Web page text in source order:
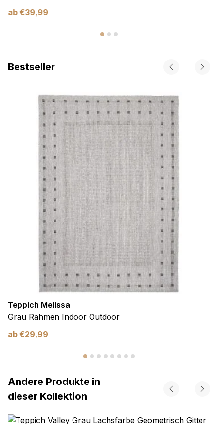
ab €39,99
Bestseller
Teppich Melissa
Grau Rahmen Indoor Outdoor
ab €29,99
Andere Produkte in
dieser Kollektion